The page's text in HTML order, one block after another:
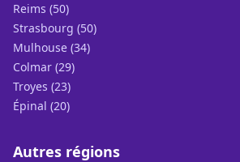
Reims (50)
Strasbourg (50)
Mulhouse (34)
Colmar (29)
Troyes (23)
Épinal (20)
Autres régions